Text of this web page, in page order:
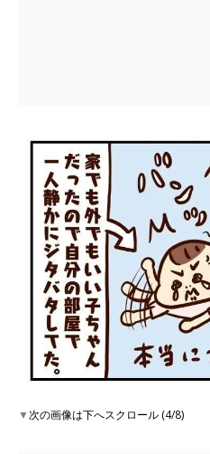
▼次の画像は下へスクロール (4/8)